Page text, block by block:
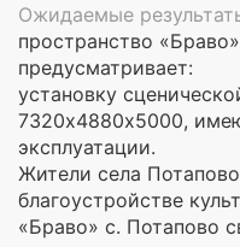
Ожидаемые
пространство
предусматривает:
установку
7320х4880х5000,
эксплуатации.
Жители села
благоустройстве
«Браво» с. Потапово